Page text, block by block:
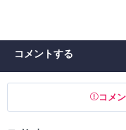
コメントする
コメ